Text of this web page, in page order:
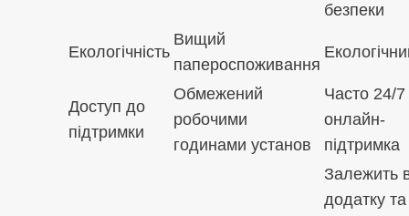
безпеки
Екологічність
Вищий
папероспоживання
Доступ до
підтримки
Обмежений
робочими
годинами установ
Часто 24/7
онлайн-
підтримка
Залежить
додатку та